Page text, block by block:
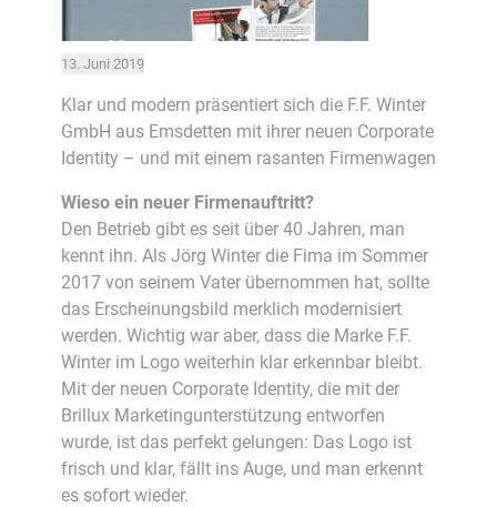
13. Juni 2019
Klar und modern präsentiert sich die F.F. Winter
GmbH aus Emsdetten mit ihrer neuen Corporate
Identity – und mit einem rasanten Firmenwagen
Wieso ein neuer Firmenauftritt?
Den Betrieb gibt es seit über 40 Jahren, man
kennt ihn. Als Jörg Winter die Fima im Sommer
2017 von seinem Vater übernommen hat, sollte
das Erscheinungsbild merklich modernisiert
werden. Wichtig war aber, dass die Marke F.F.
Winter im Logo weiterhin klar erkennbar bleibt.
Mit der neuen Corporate Identity, die mit der
Brillux Marketingunterstützung entworfen
wurde, ist das perfekt gelungen: Das Logo ist
frisch und klar, fällt ins Auge, und man erkennt
es sofort wieder.